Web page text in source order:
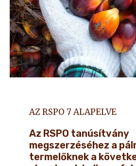
AZ RSPO 7 ALAPELVE
Az RSPO tanúsítvány
megszerzéséhez a
termelőknek a